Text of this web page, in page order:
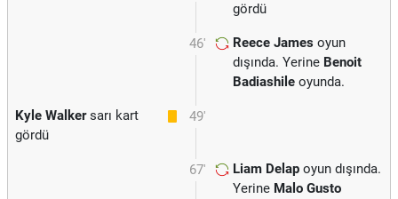
gördü
46' Reece James oyun
dışında. Yerine Benoit
Badiashile oyunda.
49'
Kyle Walkersarı kart
gördü
67' Liam Delap oyun dışında.
Yerine Malo Gusto